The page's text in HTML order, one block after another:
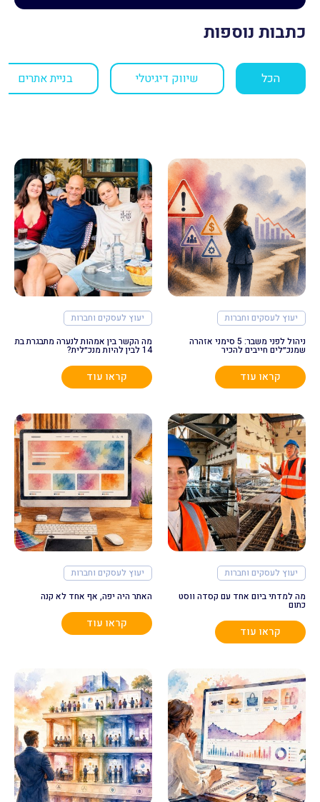
כתבות נוספות
הכל שיווק דיגיטלי בניית אתרים
יעוץ לעסקים וחברות
ניהול לפני משבר: 5 סימני אזהרה
שמנכ״לים חייבים להכיר
קראו עוד
יעוץ לעסקים וחברות
מה הקשר בין אמהות לנערה מתבגרת בת
14 לבין להיות מנכ״לית?
קראו עוד
יעוץ לעסקים וחברות
מה למדתי ביום אחד עם קסדה ווסט
כתום
קראו עוד
יעוץ לעסקים וחברות
האתר היה יפה, אף אחד לא קנה
קראו עוד